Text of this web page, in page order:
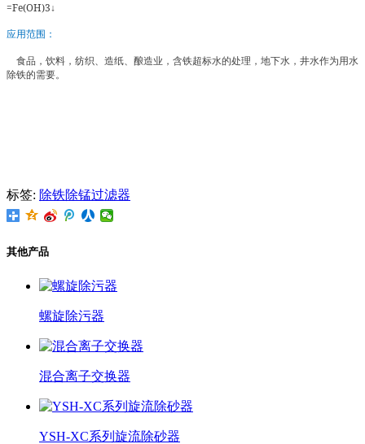
=Fe(OH)3↓
应用范围：
食品，饮料，纺织、造纸、酿造业，含铁超标水的处理，地下水，井水作为用水
除铁的需要。
标签: 除铁除锰过滤器
其他产品
螺旋除污器
混合离子交换器
YSH-XC系列旋流除砂器